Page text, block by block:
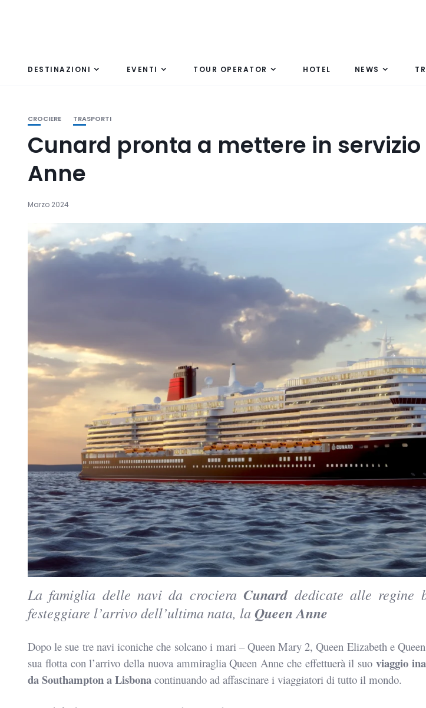
DESTINAZIONI EVENTI TOUR OPERATOR HOTEL NEWS
CROCIERE TRASPORTI
Cunard pronta a mettere in servizio
Anne
Marzo 2024
La famiglia delle navi da crocieraCunarddedicate alle regine
festeggiare l’arrivo dell’ultima nata, laQueen Anne
Dopole sue tre navi iconiche che solcano i mari – Queen Mary 2, Queen Elizabeth e
sua flotta con l’arrivo della nuova ammiragliaQueen Anne che effettuerà il suo viaggio
da Southampton a Lisbona continuando ad affascinare i viaggiatori di tutto il mondo.